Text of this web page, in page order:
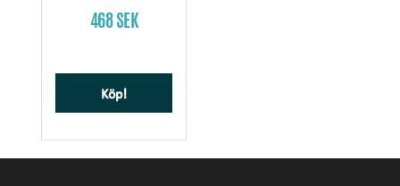
468 SEK
Köp!